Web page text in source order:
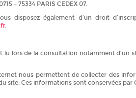
– 75334 PARIS CEDEX 07.
disposez également d’un droit
.
lors de la consultation notamment d’un
nous permettent de collecter des
site. Ces informations sont conservées par